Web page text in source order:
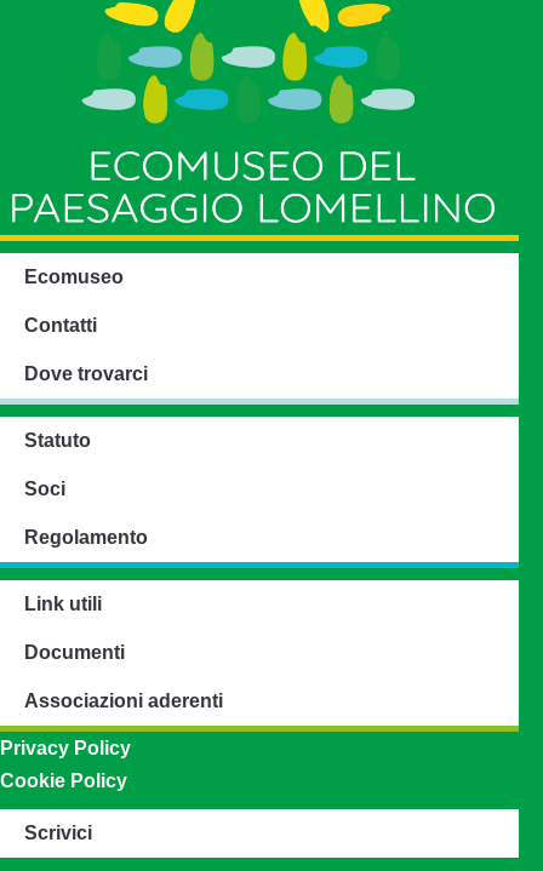
Ecomuseo
Contatti
Dove trovarci
Statuto
Soci
Regolamento
Link utili
Documenti
Associazioni aderenti
Privacy Policy
Cookie Policy
Scrivici